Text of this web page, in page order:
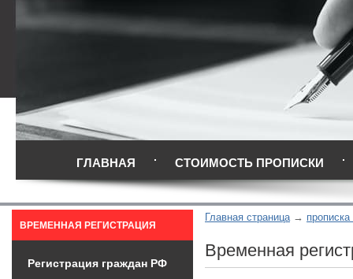
ГЛАВНАЯ СТОИМОСТЬ ПРОПИСКИ
Главная страница
Временная
ВРЕМЕННАЯ РЕГИСТРАЦИЯ
Регистрация граждан РФ